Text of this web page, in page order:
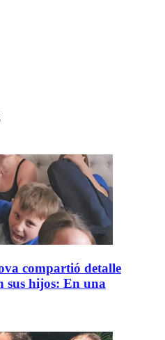
compartió detalle
sus hijos: En una